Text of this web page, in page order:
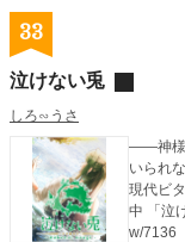
33
泣けない兎
しろ∽うさ
――神様なんて
いられ
現代ビターファ
中 「泣
w/7136